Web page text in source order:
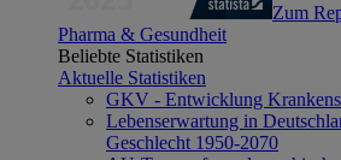
Zum
Pharma & Gesundheit
Beliebte Statistiken
Aktuelle Statistiken
GKV - Entwicklung
Lebenserwartung in
Geschlecht 1950-2070